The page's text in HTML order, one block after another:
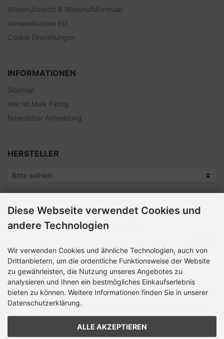
Widerrufsrecht & Widerrufsformular
Versandkosten EU
Cookie Einstellungen
INFORMATIONEN
Sitemap
Wer ist Maik Fiebig
Newsletter Anmeldung
HERSTELLER
SCHNELLKAUF
Bitte geben Sie die Artikelnummer aus unserem Katalog ein.
ZAHLUNGSMETHODEN
Die Box kann unter tpl_modified/boxes/­box_miscellaneous.html
verändert werden. Die Sprachvariablen befinden sich in der Datei
tpl_modified/lang/­german/lang_german.custom.
Diese Webseite verwendet Cookies und
andere Technologien
Wir verwenden Cookies und ähnliche Technologien, auch von
Drittanbietern, um die ordentliche Funktionsweise der Website
zu gewährleisten, die Nutzung unseres Angebotes zu
analysieren und Ihnen ein bestmögliches Einkaufserlebnis
bieten zu können. Weitere Informationen finden Sie in unserer
Datenschutzerklärung.
ALLE AKZEPTIEREN